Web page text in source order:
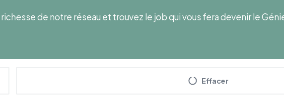
de notre réseau et trouvez le job qui vous fera devenir le
Effacer